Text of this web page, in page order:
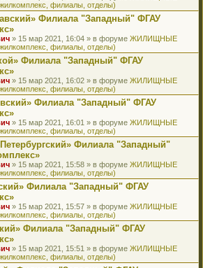
филиалы, отделы)
Филиала "Западный" ФГАУ
» 15 мар 2021, 16:04 » в форуме ЖИЛИЩНЫЕ
филиалы, отделы)
Филиала "Западный" ФГАУ
» 15 мар 2021, 16:02 » в форуме ЖИЛИЩНЫЕ
филиалы, отделы)
Филиала "Западный" ФГАУ
» 15 мар 2021, 16:01 » в форуме ЖИЛИЩНЫЕ
филиалы, отделы)
Филиала "Западный"
» 15 мар 2021, 15:58 » в форуме ЖИЛИЩНЫЕ
филиалы, отделы)
Филиала "Западный" ФГАУ
» 15 мар 2021, 15:57 » в форуме ЖИЛИЩНЫЕ
филиалы, отделы)
Филиала "Западный" ФГАУ
» 15 мар 2021, 15:51 » в форуме ЖИЛИЩНЫЕ
филиалы, отделы)